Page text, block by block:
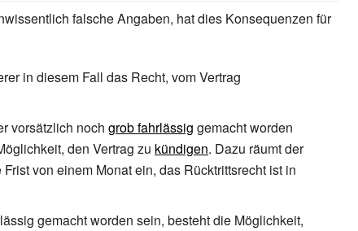
falsche Angaben, hat dies Konsequenzen für
in diesem Fall das Recht, vom Vertrag
vorsätzlich noch grob fahrlässig gemacht worden
den Vertrag zu kündigen. Dazu räumt der
von einem Monat ein, das Rücktrittsrecht ist in
gemacht worden sein, besteht die Möglichkeit,